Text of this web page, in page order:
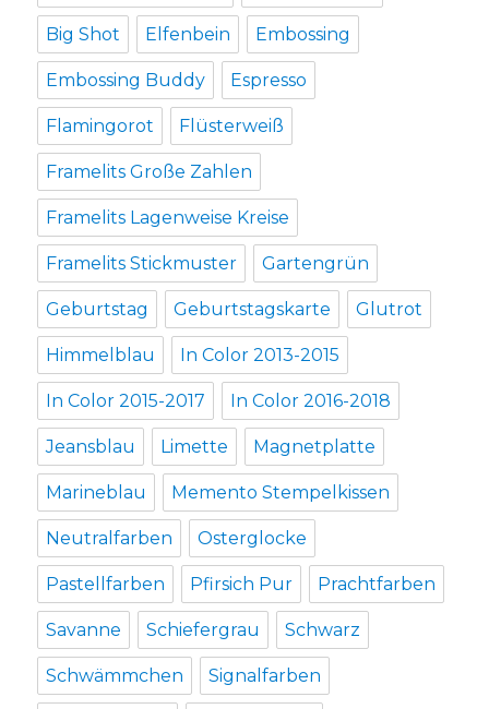
Big Shot Elfenbein Embossing
Embossing Buddy Espresso
Flamingorot Flüsterweiß
Framelits Große Zahlen
Framelits Lagenweise Kreise
Framelits Stickmuster Gartengrün
Geburtstag Geburtstagskarte Glutrot
Himmelblau In Color 2013-2015
In Color 2015-2017 In Color 2016-2018
Jeansblau Limette Magnetplatte
Marineblau Memento Stempelkissen
Neutralfarben Osterglocke
Pastellfarben Pfirsich Pur Prachtfarben
Savanne Schiefergrau Schwarz
Schwämmchen Signalfarben